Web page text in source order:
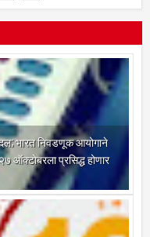
भारत निवडणूक आयोगाने
ऑक्टोबरला प्रसिद्ध होणार